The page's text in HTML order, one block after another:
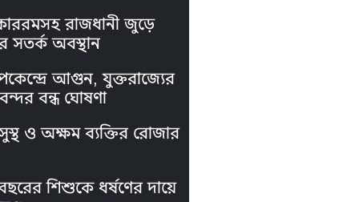
রাজধানী জুড়ে
সতর্ক অবস্থান
আগুন, যুক্তরাজ্যের
বন্ধ ঘোষণা
ও অক্ষম ব্যক্তির রোজার
শিশুকে ধর্ষণের দায়ে